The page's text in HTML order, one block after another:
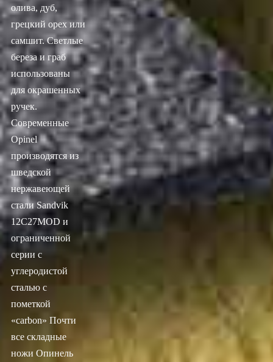
олива, дуб,
грецкий орех или
самшит. Светлые
береза и граб
использованы
для окрашенных
ручек.
Современные
Opinel
производятся из
шведской
нержавеющей
стали Sandvik
12C27MOD и
ограниченной
серии с
углеродистой
сталью с
пометкой
«carbon» Почти
все складные
ножи Опинель